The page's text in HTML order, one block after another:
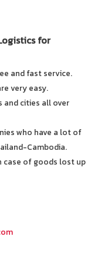
for
and fast service.
very easy.
and cities all over
who have a lot of
Cambodia.
case of goods lost up